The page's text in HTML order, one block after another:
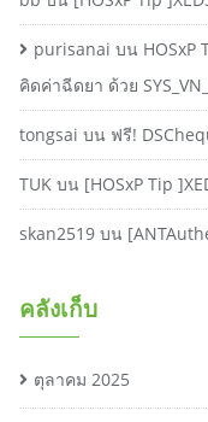
purisanai บน HOSxP
คิดค่าฉีดยา ด้วย
tongsai บน ฟรี!
TUK บน [HOSxP Tip
skan2519 บน
คลังเก็บ
ตุลาคม 2025